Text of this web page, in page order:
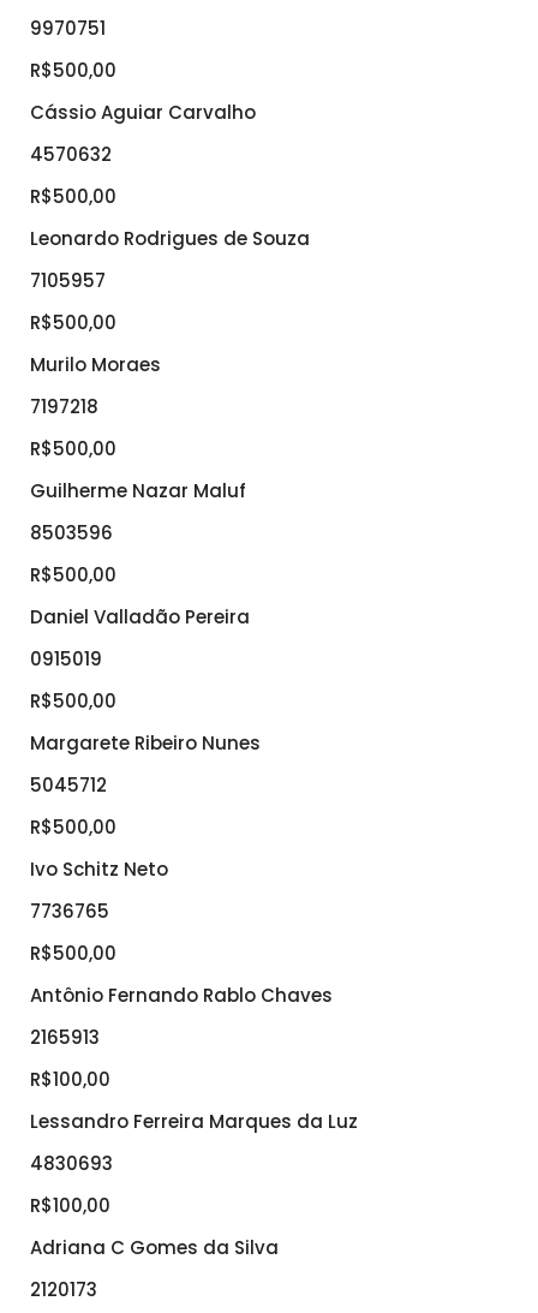
9970751
R$500,00
Cássio Aguiar Carvalho
4570632
R$500,00
Leonardo Rodrigues de Souza
7105957
R$500,00
Murilo Moraes
7197218
R$500,00
Guilherme Nazar Maluf
8503596
R$500,00
Daniel Valladão Pereira
0915019
R$500,00
Margarete Ribeiro Nunes
5045712
R$500,00
Ivo Schitz Neto
7736765
R$500,00
Antônio Fernando Rablo Chaves
2165913
R$100,00
Lessandro Ferreira Marques da Luz
4830693
R$100,00
Adriana C Gomes da Silva
2120173